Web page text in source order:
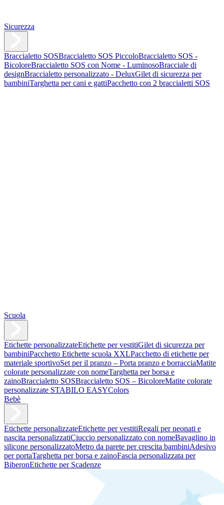
Sicurezza
Braccialetto SOSBraccialetto SOS PiccoloBraccialetto SOS -
BicoloreBraccialetto SOS con Nome - LuminosoBracciale di
designBraccialetto personalizzato - DeluxGilet di sicurezza per
bambiniTarghetta per cani e gattiPacchetto con 2 braccialetti SOS
Scuola
Etichette personalizzateEtichette per vestitiGilet di sicurezza per
bambiniPacchetto Etichette scuola XXLPacchetto di etichette per
materiale sportivoSet per il pranzo – Porta pranzo e borracciaMatite
colorate personalizzate con nomeTarghetta per borsa e
zainoBraccialetto SOSBraccialetto SOS – BicoloreMatite colorate
personalizzate STABILO EASYColors
Bebè
Etichette personalizzateEtichette per vestitiRegali per neonati e
nascita personalizzatiCiuccio personalizzato con nomeBavaglino in
silicone personalizzatoMetro da parete per crescita bambiniAdesivo
per portaTarghetta per borsa e zainoFascia personalizzata per
BiberonEtichette per Scadenze